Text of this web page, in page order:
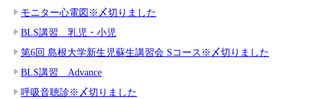
モニター心電図※〆切りました
BLS講習 乳児・小児
第6回 島根大学新生児蘇生講習会 Sコース※〆切りました
BLS講習 Advance
呼吸音聴診※〆切りました